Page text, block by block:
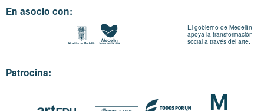
En asocio con:
El gobierno de Medellín
apoya la transformación
social a través del arte.
Patrocina: